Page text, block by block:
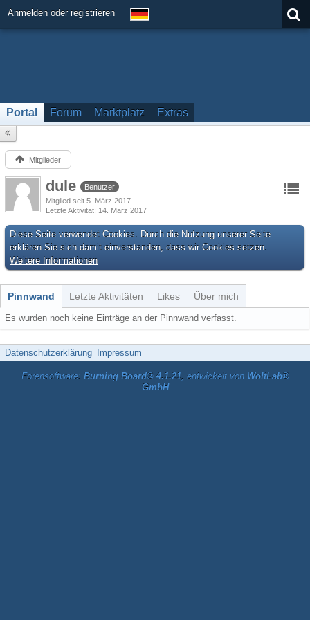
Anmelden oder registrieren
Portal Forum Marktplatz Extras
Mitglieder
dule
Benutzer
Mitglied seit 5. März 2017
Letzte Aktivität 14. März 2017
Diese Seite verwendet Cookies. Durch die Nutzung unserer Seite
erklären Sie sich damit einverstanden, dass wir Cookies setzen.
Weitere Informationen
Pinnwand Letzte Aktivitäten Likes Über mich
Es wurden noch keine Einträge an der Pinnwand verfasst.
Datenschutzerklärung Impressum
Forensoftware: Burning Board® 4.1.21, entwickelt von WoltLab®
GmbH